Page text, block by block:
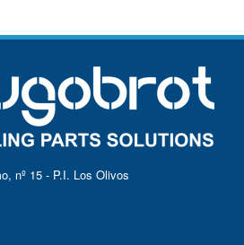
nº 15 - P.I. Los Olivos